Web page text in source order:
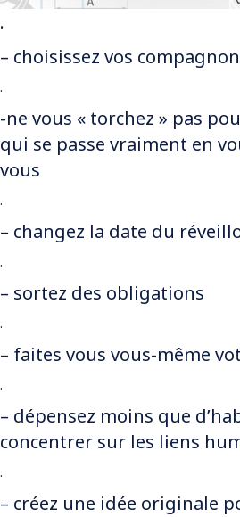
.
– choisissez vos
.
-ne vous « torchez » pas
qui se passe vraiment en
vous
.
– changez la date du
.
– sortez des obligations
.
– faites vous vous-même
.
– dépensez moins que
concentrer sur les liens
.
– créez une idée originale